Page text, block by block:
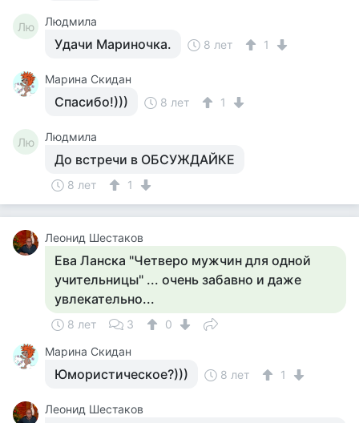
Лю Людмила
Удачи Мариночка. 8 лет 1
Марина Скидан
Спасибо!))) 8 лет 1
Лю Людмила
До встречи в ОБСУЖДАЙКЕ
8 лет 1
Леонид Шестаков
Ева Ланска "Четверо мужчин для одной
учительницы" ... очень забавно и даже
увлекательно...
8 лет 3
0
Марина Скидан
Юмористическое?))) 8 лет 1
Леонид Шестаков